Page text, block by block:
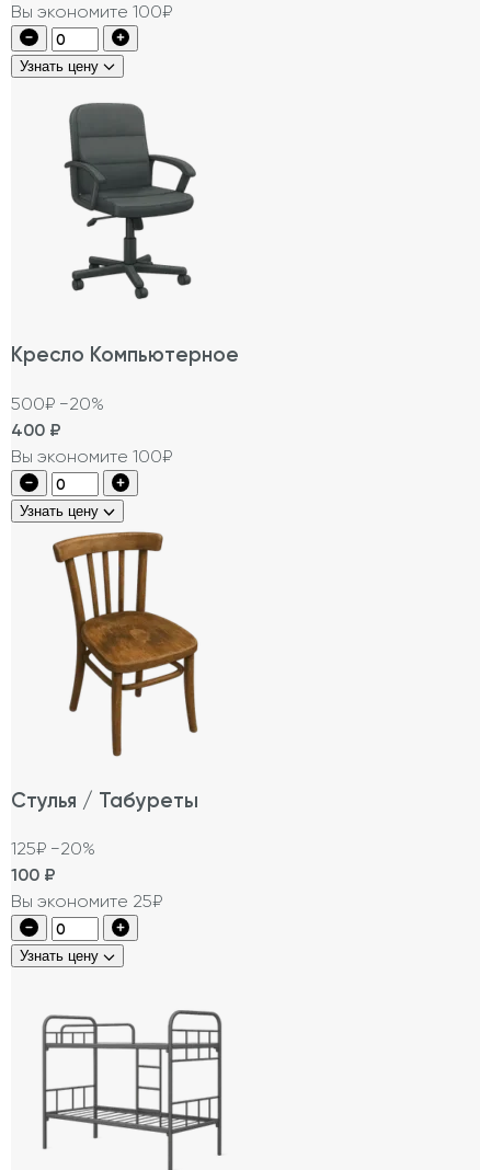
Вы экономите 100₽
Узнать цену
Кресло Компьютерное
500₽ −20%
400 ₽
Вы экономите 100₽
Узнать цену
Стулья / Табуреты
125₽ −20%
100 ₽
Вы экономите 25₽
Узнать цену